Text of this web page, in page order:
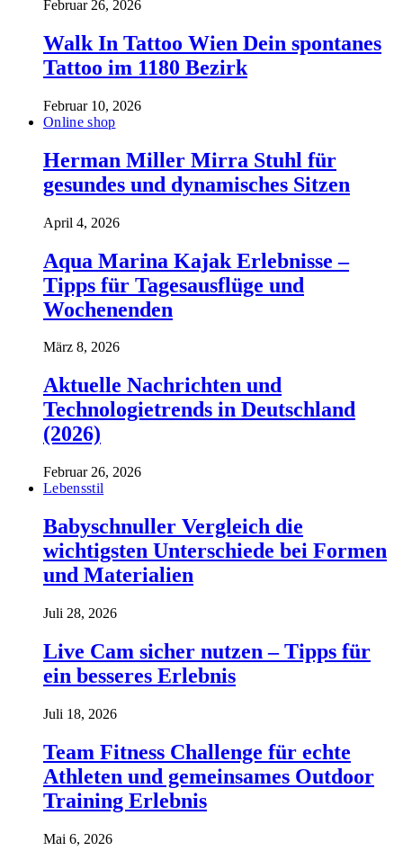
Februar 26, 2026
Walk In Tattoo Wien Dein spontanes
Tattoo im 1180 Bezirk
Februar 10, 2026
Online shop
Herman Miller Mirra Stuhl für
gesundes und dynamisches Sitzen
April 4, 2026
Aqua Marina Kajak Erlebnisse –
Tipps für Tagesausflüge und
Wochenenden
März 8, 2026
Aktuelle Nachrichten und
Technologietrends in Deutschland
(2026)
Februar 26, 2026
Lebensstil
Babyschnuller Vergleich die
wichtigsten Unterschiede bei Formen
und Materialien
Juli 28, 2026
Live Cam sicher nutzen – Tipps für
ein besseres Erlebnis
Juli 18, 2026
Team Fitness Challenge für echte
Athleten und gemeinsames Outdoor
Training Erlebnis
Mai 6, 2026